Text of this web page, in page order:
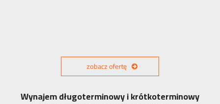
zobacz ofertę
Wynajem długoterminowy i krótkoterminowy